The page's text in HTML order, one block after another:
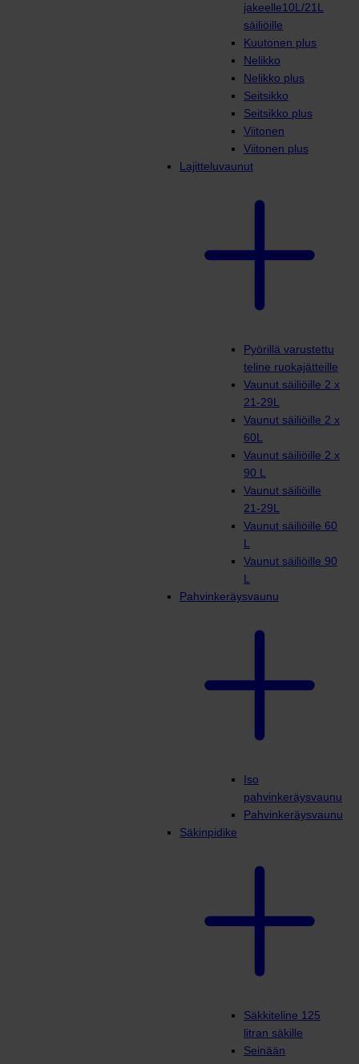
jakeelle10L/21L
säiliöille
Kuutonen plus
Nelikko
Nelikko plus
Seitsikko
Seitsikko plus
Viitonen
Viitonen plus
Lajitteluvaunut
Pyörillä varustettu
teline ruokajätteille
Vaunut säiliöille 2 x
21-29L
Vaunut säiliöille 2 x
60L
Vaunut säiliöille 2 x
90 L
Vaunut säiliöille
21-29L
Vaunut säiliöille 60
L
Vaunut säiliöille 90
L
Pahvinkeräysvaunu
Iso
pahvinkeräysvaunu
Pahvinkeräysvaunu
Säkinpidike
Säkkiteline 125
litran säkille
Seinään